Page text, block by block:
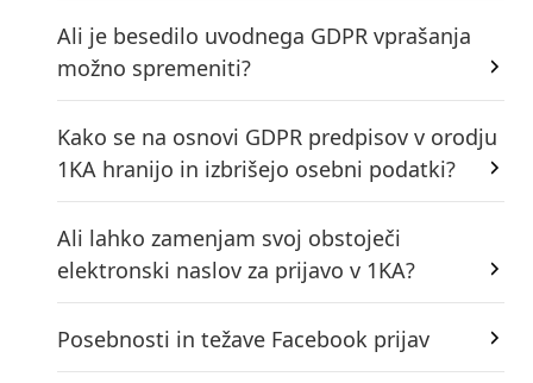
Ali je besedilo uvodnega GDPR vprašanja
možno spremeniti?
Kako se na osnovi GDPR predpisov v orodju
1KA hranijo in izbrišejo osebni podatki?
Ali lahko zamenjam svoj obstoječi
elektronski naslov za prijavo v 1KA?
Posebnosti in težave Facebook prijav